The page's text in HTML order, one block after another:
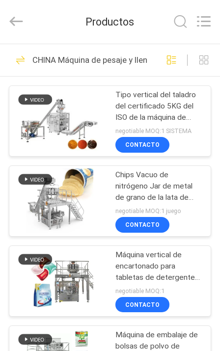
HOGAR
PRODUCTOS
SOBRE
NOSOTROS
VISITA
FÁBRICA
CONTROL
CALIDAD
CONTÁCTENOS
NOTICIAS
Reserved.
Pesadora
multicabezal
26
empaquetadora del
pesador del
multihead
212
empaquetadora
linear del pesador
Productos
CHINA Máquina de pesaje y llenado
Tipo vertical del taladro
del certificado 5KG del
ISO de la máquina de
rellenar del polvo
negotiable MOQ:1 SISTEMA
CONTACTO
Chips Vacuo de
nitrógeno Jar de metal
de grano de la lata de
lata de alimentos sellador
de palomitas de maíz Jar
de plástico de la lata de
negotiable MOQ:1 juego
CONTACTO
Máquina vertical de
encartonado para
tabletas de detergente
para lavavajillas
negotiable MOQ:1
CONTACTO
Máquina de embalaje de
bolsas de polvo de